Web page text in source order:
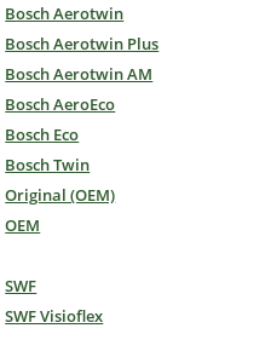
Bosch Aerotwin
Bosch Aerotwin Plus
Bosch Aerotwin AM
Bosch AeroEco
Bosch Eco
Bosch Twin
Original (OEM)
OEM
SWF
SWF Visioflex